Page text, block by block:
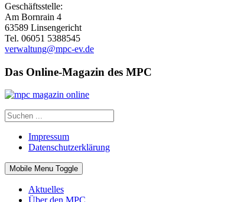
Geschäftsstelle:
Am Bornrain 4
63589 Linsengericht
Tel. 06051 5388545
verwaltung@mpc-ev.de
Das Online-Magazin des MPC
Impressum
Datenschutzerklärung
Mobile Menu Toggle
Aktuelles